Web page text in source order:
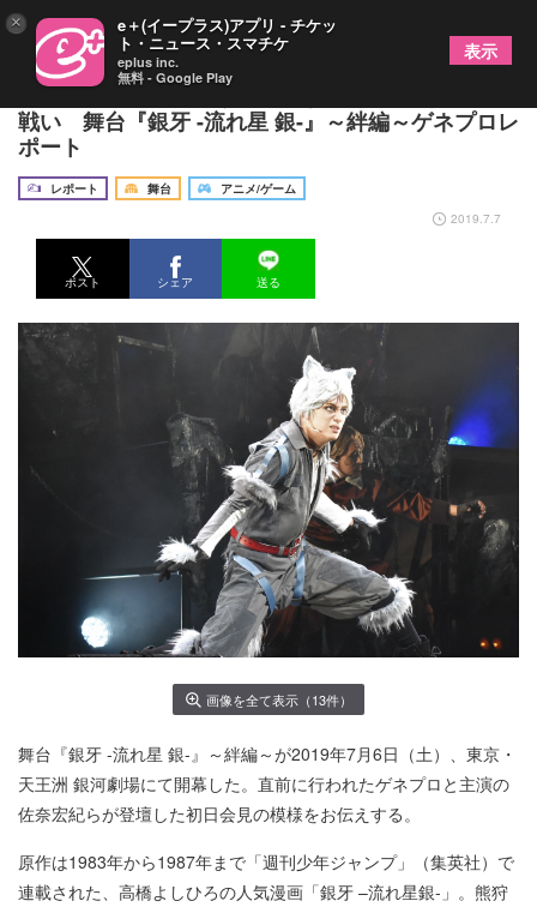
佐奈宏紀らが繰り広げる、熱き犬（おとこ）たちの
戦い 舞台『銀牙 -流れ星 銀-』～絆編～ゲネプロレ
ポート
レポート 舞台
アニメ/ゲーム
2019.7.7
ポスト シェア 送る
画像を全て表示（13件）
舞台『銀牙 -流れ星 銀-』～絆編～が2019年7月6日（土）、東京・
天王洲 銀河劇場にて開幕した。直前に行われたゲネプロと主演の
佐奈宏紀らが登壇した初日会見の模様をお伝えする。
原作は1983年から1987年まで「週刊少年ジャンプ」（集英社）で
連載された、高橋よしひろの人気漫画「銀牙 –流れ星銀-」。熊狩
× e＋(イープラス)アプリ - チケッ
ト・ニュース・スマチケ
eplus inc.
無料 - Google Play
表示